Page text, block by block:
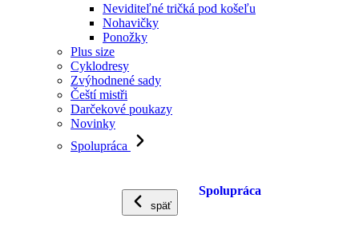
Neviditeľné tričká pod košeľu
Nohavičky
Ponožky
Plus size
Cyklodresy
Zvýhodnené sady
Čeští mistři
Darčekové poukazy
Novinky
Spolupráca
späť
Spolupráca